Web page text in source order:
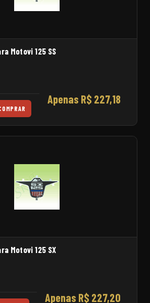
Motovi 125 SS
Apenas R$ 227,18
Motovi 125 SX
Apenas R$ 227,20